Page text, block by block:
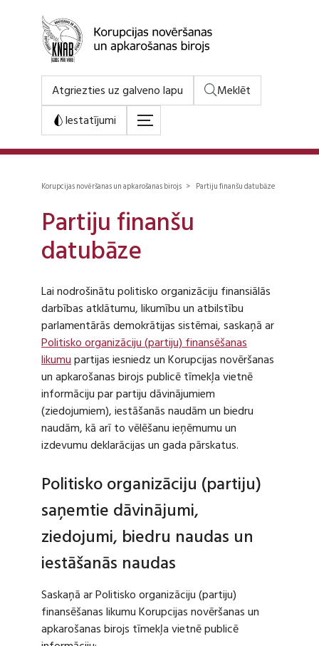
Atgriezties uz galveno lapu
Meklēt
Iestatījumi
Korupcijas novēršanas un apkarošanas birojs > Partiju finanšu datubāze
Partiju finanšu
datubāze
Lai nodrošinātu politisko organizāciju finansiālās
darbības atklātumu, likumību un atbilstību
parlamentārās demokrātijas sistēmai, saskaņā ar
Politisko organizāciju (partiju) finansēšanas
likumupartijas iesniedz un Korupcijas novēršanas
un apkarošanas birojs publicē tīmekļa vietnē
informāciju par partiju dāvinājumiem
(ziedojumiem), iestāšanās naudām un biedru
naudām, kā arī to vēlēšanu ieņēmumu un
izdevumu deklarācijas un gada pārskatus.
Politisko organizāciju (partiju)
saņemtie dāvinājumi,
ziedojumi, biedru naudas un
iestāšanās naudas
Saskaņā ar Politisko organizāciju (partiju)
finansēšanas likumu Korupcijas novēršanas un
apkarošanas birojs tīmekļa vietnē publicē